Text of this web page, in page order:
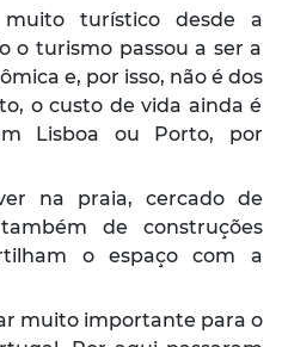
turístico desde a
o turismo passou a ser a
e, por isso, não é dos
o custo de vida ainda é
Lisboa ou Porto, por
na praia, cercado de
de construções
o espaço com a
muito importante para o